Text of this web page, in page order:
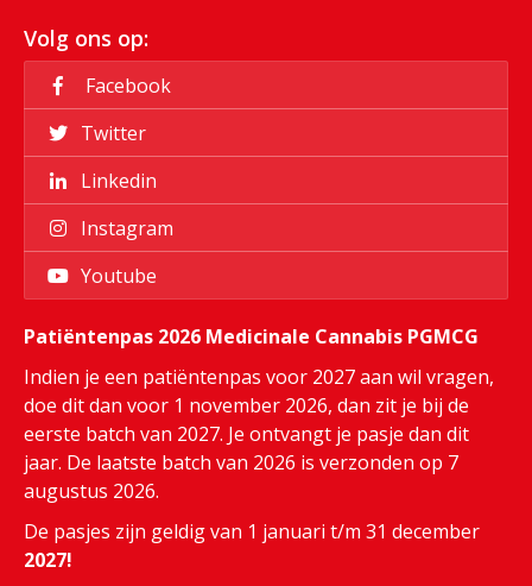
Volg ons op:
Facebook
Twitter
Linkedin
Instagram
Youtube
Patiëntenpas 2026 Medicinale Cannabis PGMCG
Indien je een patiëntenpas voor 2027 aan wil vragen,
doe dit dan voor 1 november 2026, dan zit je bij de
eerste batch van 2027. Je ontvangt je pasje dan dit
jaar. De laatste batch van 2026 is verzonden op 7
augustus 2026.
De pasjes zijn geldig van 1 januari t/m 31 december
2027!